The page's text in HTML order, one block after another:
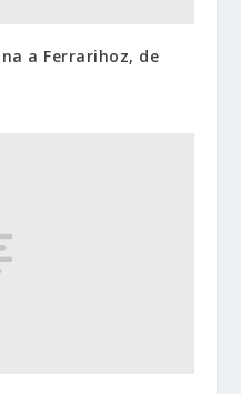
a Ferrarihoz, de